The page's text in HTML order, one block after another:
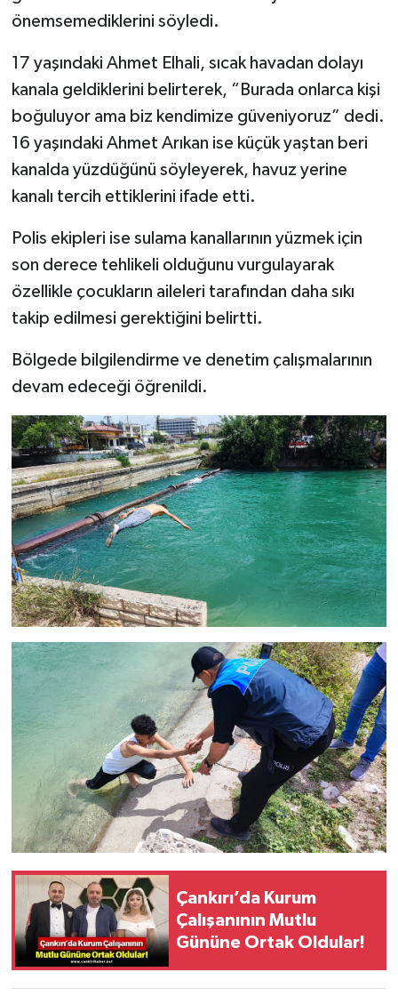
önemsemediklerini söyledi.
17 yaşındaki Ahmet Elhali, sıcak havadan dolayı
kanala geldiklerini belirterek, “Burada onlarca kişi
boğuluyor ama biz kendimize güveniyoruz” dedi.
16 yaşındaki Ahmet Arıkan ise küçük yaştan beri
kanalda yüzdüğünü söyleyerek, havuz yerine
kanalı tercih ettiklerini ifade etti.
Polis ekipleri ise sulama kanallarının yüzmek için
son derece tehlikeli olduğunu vurgulayarak
özellikle çocukların aileleri tarafından daha sıkı
takip edilmesi gerektiğini belirtti.
Bölgede bilgilendirme ve denetim çalışmalarının
devam edeceği öğrenildi.
Çankırı’da Kurum
Çalışanının Mutlu
Gününe Ortak Oldular!